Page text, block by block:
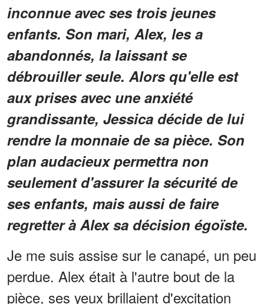
inconnue avec ses trois jeunes
enfants. Son mari, Alex, les a
abandonnés, la laissant se
débrouiller seule. Alors qu'elle est
aux prises avec une anxiété
grandissante, Jessica décide de lui
rendre la monnaie de sa pièce. Son
plan audacieux permettra non
seulement d'assurer la sécurité de
ses enfants, mais aussi de faire
regretter à Alex sa décision égoïste.
Je me suis assise sur le canapé, un peu
perdue. Alex était à l'autre bout de la
pièce, ses yeux brillaient d'excitation